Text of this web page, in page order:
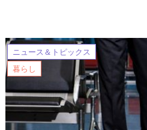
ニュース＆トピックス
暮らし